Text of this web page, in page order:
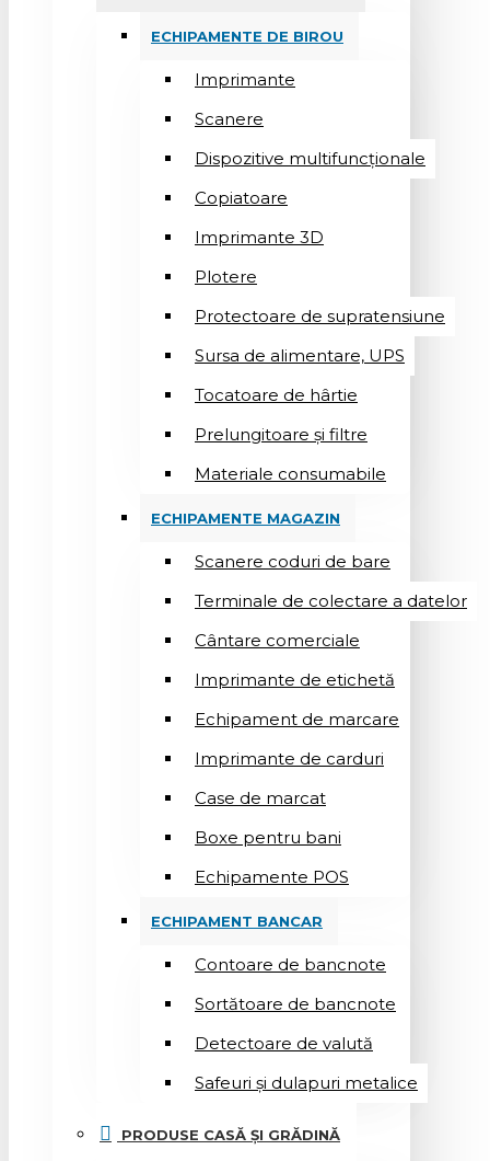
ECHIPAMENTE DE BIROU
Imprimante
Scanere
Dispozitive multifuncționale
Copiatoare
Imprimante 3D
Plotere
Protectoare de supratensiune
Sursa de alimentare, UPS
Tocatoare de hârtie
Prelungitoare și filtre
Materiale consumabile
ECHIPAMENTE MAGAZIN
Scanere coduri de bare
Terminale de colectare a datelor
Cântare comerciale
Imprimante de etichetă
Echipament de marcare
Imprimante de carduri
Case de marcat
Boxe pentru bani
Echipamente POS
ECHIPAMENT BANCAR
Contoare de bancnote
Sortătoare de bancnote
Detectoare de valută
Safeuri și dulapuri metalice
PRODUSE CASĂ ȘI GRĂDINĂ